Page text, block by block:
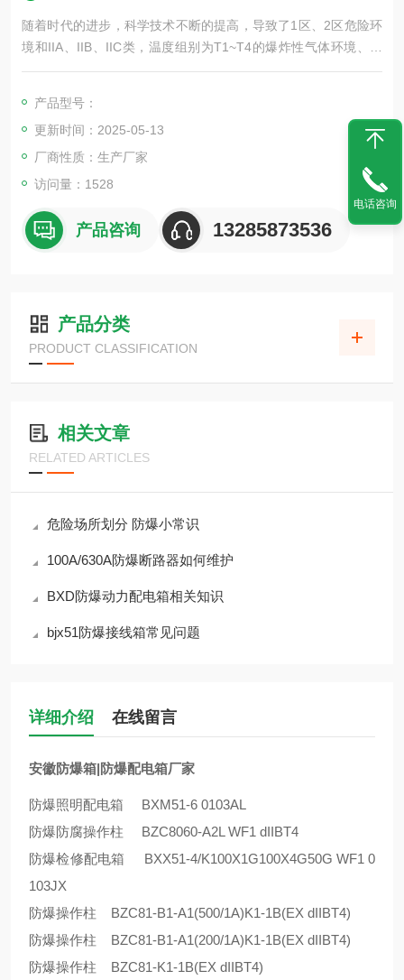
随着时代的进步，科学技术不断的提高，导致了1区、2区危险环
境和IIA、IIB、IIC类，温度组别为T1~T4的爆炸性气体环境、在
使用配电箱或灯具等其他与防爆相关等产品也有了更大更严格的
为了这个关乎人身安全的产品。安徽防爆箱|防爆配电箱厂家
产品型号：
更新时间：2025-05-13
厂商性质：生产厂家
访问量：1528
产品咨询 13285873536
产品分类
PRODUCT CLASSIFICATION
相关文章
RELATED ARTICLES
危险场所划分 防爆小常识
100A/630A防爆断路器如何维护
BXD防爆动力配电箱相关知识
bjx51防爆接线箱常见问题
详细介绍 在线留言
安徽防爆箱|防爆配电箱厂家
防爆照明配电箱 BXM51-6 0103AL
防爆防腐操作柱 BZC8060-A2L WF1 dIIBT4
防爆检修配电箱 BXX51-4/K100X1G100X4G50G WF1 0
103JX
防爆操作柱 BZC81-B1-A1(500/1A)K1-1B(EX dIIBT4)
防爆操作柱 BZC81-B1-A1(200/1A)K1-1B(EX dIIBT4)
防爆操作柱 BZC81-K1-1B(EX dIIBT4)
电话咨询